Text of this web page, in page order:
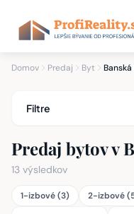
Domov Predaj Byt
Filtre
Predaj bytov v
13 výsledkov
1-izbové (3) 2-izbové